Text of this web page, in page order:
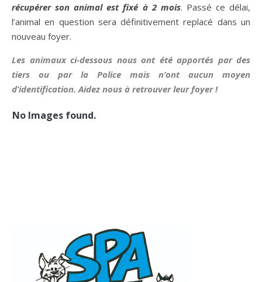
récupérer son animal est fixé à 2 mois. Passé ce délai,
l’animal en question sera définitivement replacé dans un
nouveau foyer.
Les animaux ci-dessous nous ont été apportés par des
tiers ou par la Police mais n’ont aucun moyen
d’identification. Aidez nous à retrouver leur foyer !
No Images found.